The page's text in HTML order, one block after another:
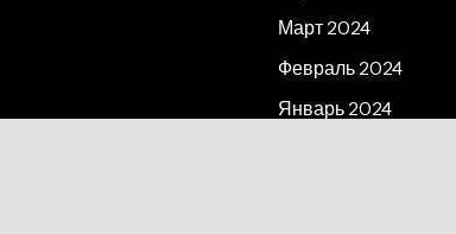
Март 2024
Февраль 2024
Январь 2024